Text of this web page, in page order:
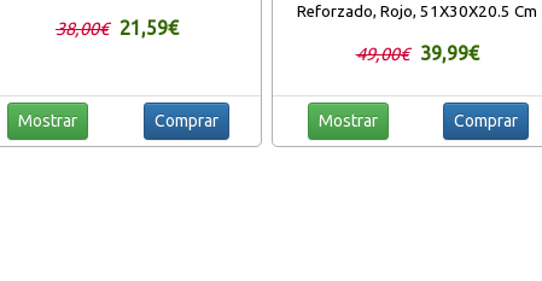
38,00€ 21,59€
Mostrar Comprar
Reforzado, Rojo, 51X30X20.5 Cm
49,00€ 39,99€
Mostrar Comprar